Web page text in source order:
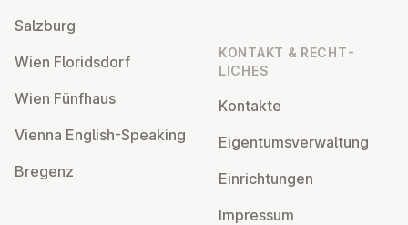
Salzburg
Wien Flor­idsdorf
Wien Fünfhaus
Vienna English-Speaking
Bregenz
KONTAKT & RECHT­
LICHES
Kontakte
Ei­gentums­ver­wal­tung
Ein­rich­tun­gen
Impressum